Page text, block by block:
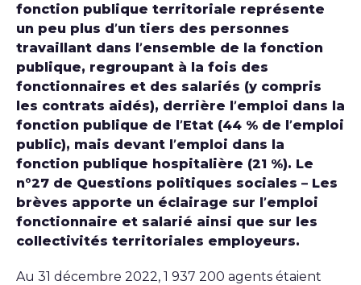
fonction publique territoriale représente
un peu plus d’un tiers des personnes
travaillant dans l’ensemble de la fonction
publique, regroupant à la fois des
fonctionnaires et des salariés (y compris
les contrats aidés), derrière l’emploi dans la
fonction publique de l’Etat (44 % de l’emploi
public), mais devant l’emploi dans la
fonction publique hospitalière (21 %). Le
n°27 de Questions politiques sociales – Les
brèves apporte un éclairage sur l’emploi
fonctionnaire et salarié ainsi que sur les
collectivités territoriales employeurs.
Au 31 décembre 2022, 1 937 200 agents étaient